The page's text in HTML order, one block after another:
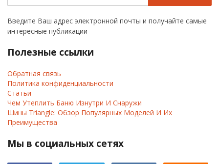
Введите Ваш адрес электронной почты и получайте самые
интересные публикации
Полезные ссылки
Обратная связь
Политика конфиденциальности
Статьи
Чем Утеплить Баню Изнутри И Снаружи
Шины Triangle: Обзор Популярных Моделей И Их
Преимущества
Мы в социальных сетях